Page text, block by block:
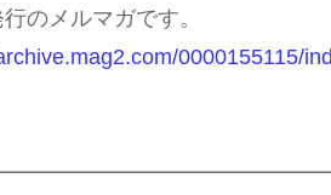
のメルマガです。
0000155115/